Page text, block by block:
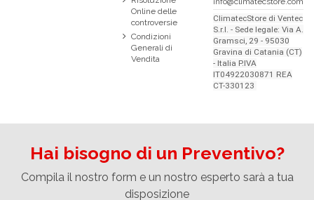
Online delle
controversie
Condizioni
Generali di
Vendita
ClimatecStore di Ventec
S.r.l. - Sede legale: Via A.
Gramsci, 29 - 95030
Gravina di Catania (CT)
- Italia P.IVA
IT04922030871 REA
CT-330123
Hai bisogno di un Preventivo?
Compila il nostro form e un nostro esperto sarà a tua
disposizione